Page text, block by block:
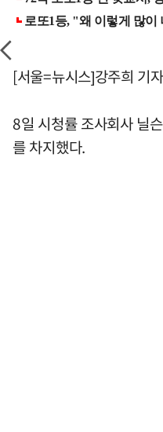
[서울=뉴시스]강주희 기
8일 시청률 조사회사 닐
를 차지했다.